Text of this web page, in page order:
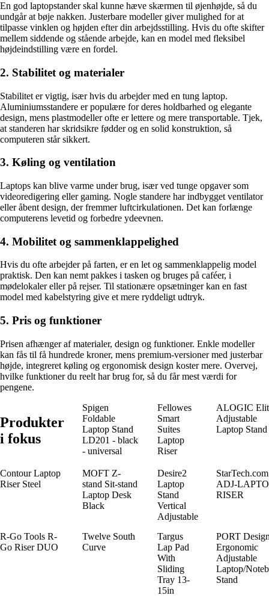
En god laptopstander skal kunne hæve skærmen til øjenhøjde, så du
undgår at bøje nakken. Justerbare modeller giver mulighed for at
tilpasse vinklen og højden efter din arbejdsstilling. Hvis du ofte skifter
mellem siddende og stående arbejde, kan en model med fleksibel
højdeindstilling være en fordel.
2. Stabilitet og materialer
Stabilitet er vigtig, især hvis du arbejder med en tung laptop.
Aluminiumsstandere er populære for deres holdbarhed og elegante
design, mens plastmodeller ofte er lettere og mere transportable. Tjek,
at standeren har skridsikre fødder og en solid konstruktion, så
computeren står sikkert.
3. Køling og ventilation
Laptops kan blive varme under brug, især ved tunge opgaver som
videoredigering eller gaming. Nogle standere har indbygget ventilator
eller åbent design, der fremmer luftcirkulationen. Det kan forlænge
computerens levetid og forbedre ydeevnen.
4. Mobilitet og sammenklappelighed
Hvis du ofte arbejder på farten, er en let og sammenklappelig model
praktisk. Den kan nemt pakkes i tasken og bruges på caféer, i
mødelokaler eller på rejser. Til stationære opsætninger kan en fast
model med kabelstyring give et mere ryddeligt udtryk.
5. Pris og funktioner
Prisen afhænger af materialer, design og funktioner. Enkle modeller
kan fås til få hundrede kroner, mens premium-versioner med justerbar
højde, integreret køling og ergonomisk design koster mere. Overvej,
hvilke funktioner du reelt har brug for, så du får mest værdi for
pengene.
Produkter
i fokus
Spigen
Foldable
Laptop Stand
LD201 - black
- universal
Fellowes
Smart
Suites
Laptop
Riser
ALOGIC
Adjustable
Laptop Stand
Contour Laptop
Riser Steel
MOFT Z-
stand Sit-stand
Laptop Desk
Black
Desire2
Laptop
Stand
Vertical
Adjustable
StarTech.com
ADJ-
RISER
R-Go Tools R-
Go Riser DUO
Twelve South
Curve
Targus
Lap Pad
With
Sliding
Tray 13-
15in
PORT
Ergonomic
Adjustable
Laptop/
Stand